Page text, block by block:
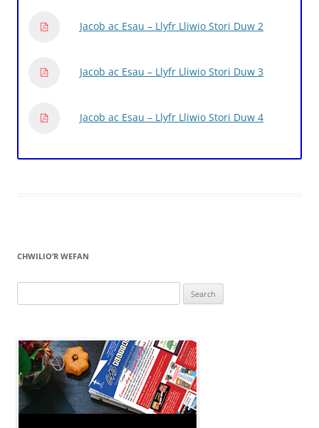
Jacob ac Esau – Llyfr Lliwio Stori Duw 2
Jacob ac Esau – Llyfr Lliwio Stori Duw 3
Jacob ac Esau – Llyfr Lliwio Stori Duw 4
CHWILIO’R WEFAN
for: